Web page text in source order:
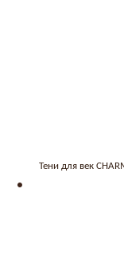
Тени для век